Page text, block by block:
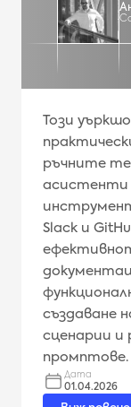
Този
ръчните
асистенти
Slack и
създаване
сценарии и
промптове.
Дата
01.04.2026